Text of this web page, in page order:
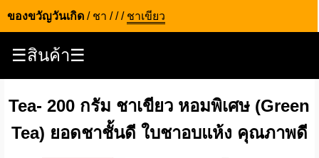
ของขวัญวันเกิด / ชา /// ชาเขียว
☰สินค้า☰
Tea- 200 กรัม ชาเขียว หอมพิเศษ (Green
Tea) ยอดชาชั้นดี ใบชาอบแห้ง คุณภาพดี